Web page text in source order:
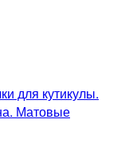
для кутикулы.
Матовые